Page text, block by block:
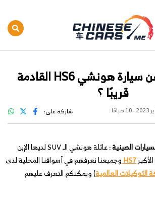
ماذا تعرف عن سيارة هونشي HS6 القادمة
قريبًا ؟
شاركه على:
: عائلة هونشي الـ SUV لديها الإبن
HS7 وجميعنا نعرفهم في أسواقنا المحلية لدى
التوكيلات العالمية) ويمكنكم التعرف عليهم